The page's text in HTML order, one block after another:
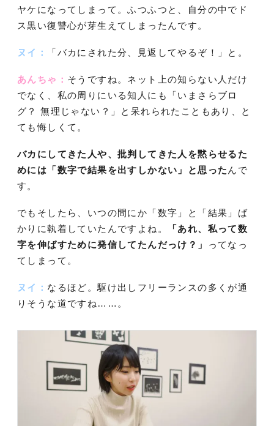
ヤケになってしまって。ふつふつと、自分の中でド
ス黒い復讐心が芽生えてしまったんです。
ヌイ： 「バカにされた分、見返してやるぞ！」と。
あんちゃ： そうですね。ネット上の知らない人だけ
でなく、私の周りにいる知人にも「いまさらブロ
グ？ 無理じゃない？」と呆れられたこともあり、と
ても悔しくて。
バカにしてきた人や、批判してきた人を黙らせるた
めには「数字で結果を出すしかない」と思った んで
す。
でもそしたら、いつの間にか「数字」と「結果」ば
かりに執着していたんですよね。
「あれ、私って数
字を伸ばすために発信してたんだっけ？」
ってなっ
てしまって。
ヌイ： なるほど。駆け出しフリーランスの多くが通
りそうな道ですね……。